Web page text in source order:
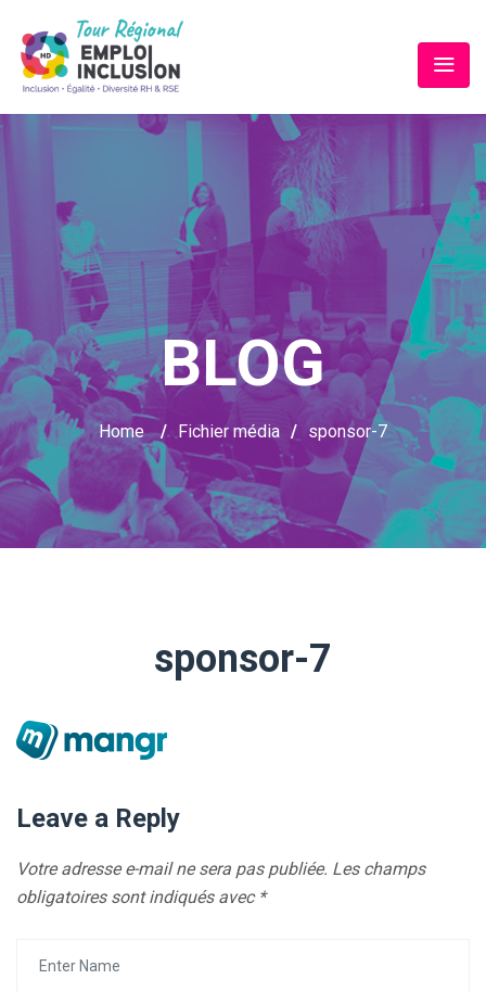
BLOG
Home / Fichier média / sponsor-7
sponsor-7
Leave a Reply
Votre adresse e-mail ne sera pas publiée. Les champs
obligatoires sont indiqués avec *